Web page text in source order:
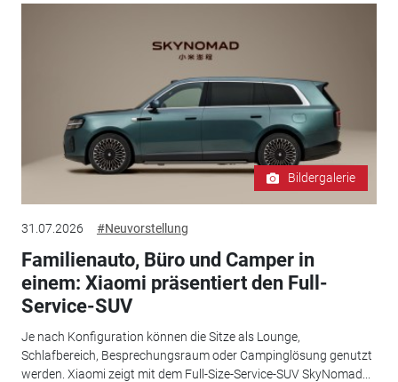
Bildergalerie
31.07.2026 #Neuvorstellung
Familienauto, Büro und Camper in
einem: Xiaomi präsentiert den Full-
Service-SUV
Je nach Konfiguration können die Sitze als Lounge,
Schlafbereich, Besprechungsraum oder Campinglösung genutzt
werden. Xiaomi zeigt mit dem Full-Size-Service-SUV SkyNomad...